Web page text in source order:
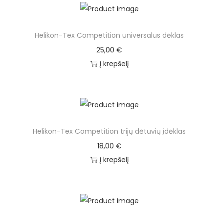
Helikon-Tex Competition universalus dėklas
25,00€
Į krepšelį
Helikon-Tex Competition trijų dėtuvių įdėklas
18,00 €
Į krepšelį